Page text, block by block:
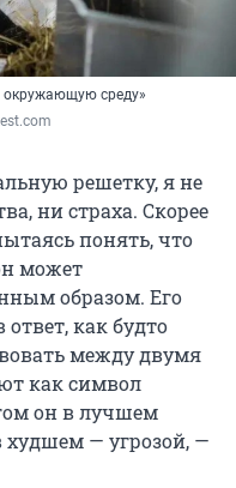
окружающую среду»
решетку, я не
ни страха. Скорее
понять, что
может
образом. Его
как будто
между двумя
как символ
он в лучшем
худшем — угрозой, —